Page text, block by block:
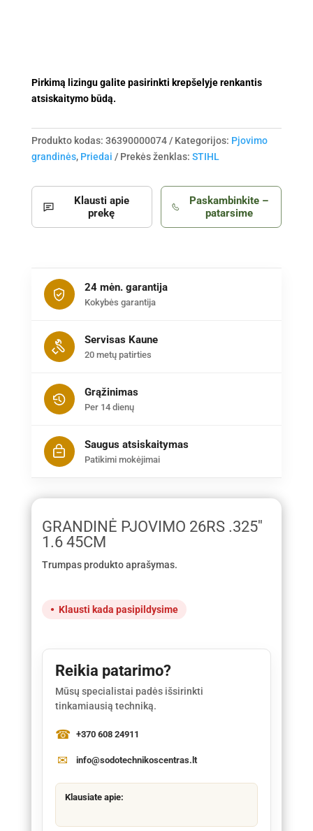
Pirkimą lizingu galite pasirinkti krepšelyje renkantis
atsiskaitymo būdą.
Produkto kodas: 36390000074 Kategorijos: Pjovimo
grandinės, Priedai Prekės ženklas: STIHL
Klausti apie
prekę
Paskambinkite –
patarsime
24 mėn. garantija
Kokybės garantija
Servisas Kaune
20 metų patirties
Grąžinimas
Per 14 dienų
Saugus atsiskaitymas
Patikimi mokėjimai
GRANDINĖ PJOVIMO 26RS .325''
1.6 45CM
Trumpas produkto aprašymas.
Klausti kada pasipildysime
Reikia patarimo?
Mūsų specialistai padės išsirinkti
tinkamiausią techniką.
+370 608 24911
info@sodotechnikoscentras.lt
Klausiate apie: